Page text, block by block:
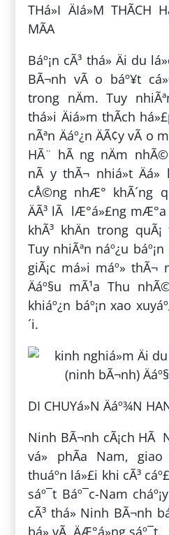
THá»I ÄIá»M THÃCH
MÃA
Báº¡n cÃ³ thá» Äi du
BÃ¬nh vÃ o báº¥t
trong nÄm. Tuy
thá»i Äiá»m thÃ­ch
nÃªn Äáº¿n ÄÃ¢y vÃ o
HÃ¨ hÃ ng nÄm nhÃ©.
nÃ y thÃ¬ nhiá»t
cÅ©ng nhÆ° khÃ´ng
ÄÃ³ lÃ lÆ°á»£ng
khÃ³ khÄn trong
Tuy nhiÃªn náº¿u
giÃ¡c má»i máº» thÃ¬
Äáº§u mÃ¹a Thu
khiáº¿n báº¡n xao
´i.
DI CHUYá»N Äáº¾N
Ninh BÃ¬nh cÃ¡ch HÃ
vá» phÃ­a Nam, giao
thuáº­n lá»£i khi cÃ³
sáº¯t Báº¯c-Nam
cÃ³ thá» Ninh BÃ¬nh
bá» vÃ ÄÆ°á»ng sáº¯t.